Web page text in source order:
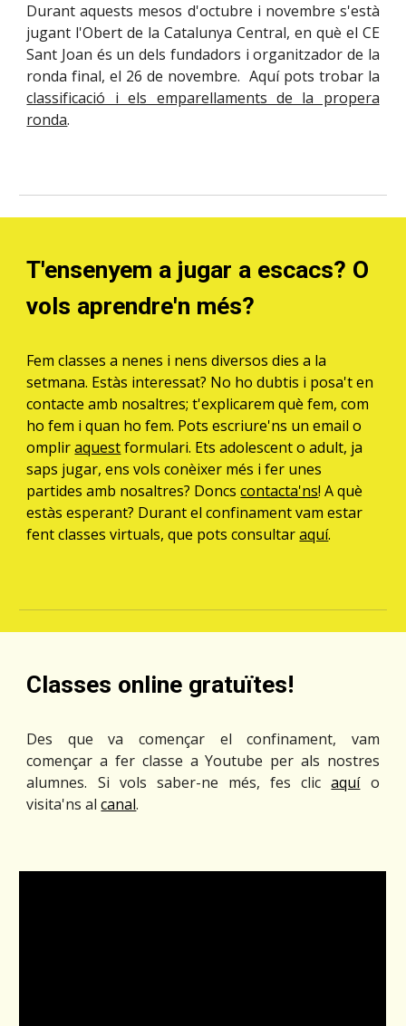
Durant aquests mesos d'octubre i novembre s'està
jugant l'Obert de la Catalunya Central, en què el CE
Sant Joan és un dels fundadors i organitzador de la
ronda final, el 26 de novembre. Aquí pots trobar la
classificació i els emparellaments de la propera
ronda.
T'ensenyem a jugar a escacs? O
vols aprendre'n més?
Fem classes a nenes i nens diversos dies a la
setmana. Estàs interessat? No ho dubtis i posa't en
contacte amb nosaltres; t'explicarem què fem, com
ho fem i quan ho fem. Pots escriure'ns un email o
ompliraquestformulari. Ets adolescent o adult, ja
saps jugar, ens vols conèixer més i fer unes
partides amb nosaltres? Doncscontacta'ns! A què
estàs esperant? Durant el confinament vam estar
fent classes virtuals, que pots consultaraquí.
Classes online gratuïtes!
Des que va començar el confinament, vam
començar a fer classe a Youtube per als nostres
alumnes. Si vols saber-ne més, fes clicaquío
visita'ns alcanal.